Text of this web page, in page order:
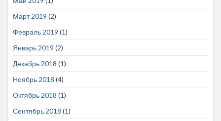
Март 2019 (2)
Февраль 2019 (1)
Январь 2019 (2)
Декабрь 2018 (1)
Ноябрь 2018 (4)
Октябрь 2018 (1)
Сентябрь 2018 (1)